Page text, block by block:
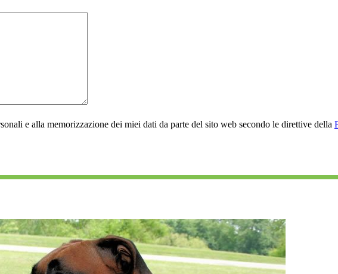
e alla memorizzazione dei miei dati da parte del sito web secondo le direttive della